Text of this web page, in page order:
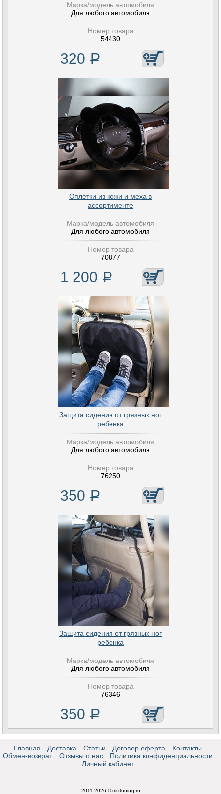
Марка/модель автомобиля
Для любого автомобиля
Номер товара
54430
320 Р
Оплетки из кожи и меха в
ассортименте
Марка/модель автомобиля
Для любого автомобиля
Номер товара
70877
1 200 Р
Защита сидения от грязных ног
ребенка
Марка/модель автомобиля
Для любого автомобиля
Номер товара
76250
350 Р
Защита сидения от грязных ног
ребенка
Марка/модель автомобиля
Для любого автомобиля
Номер товара
76346
350 Р
Главная Доставка Статьи Договор оферта
Контакты
Обмен-возврат
Отзывы о нас
Политика конфиденциальности
Личный кабинет
2011-2026 © mixtuning.ru